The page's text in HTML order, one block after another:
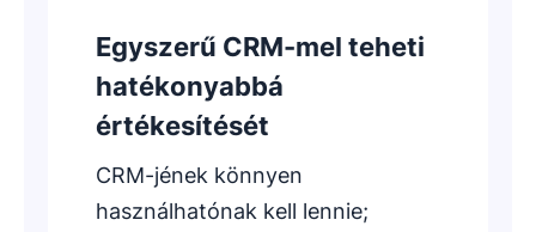
Egyszerű CRM-mel teheti
hatékonyabbá
értékesítését
CRM-jének könnyen
használhatónak kell lennie;